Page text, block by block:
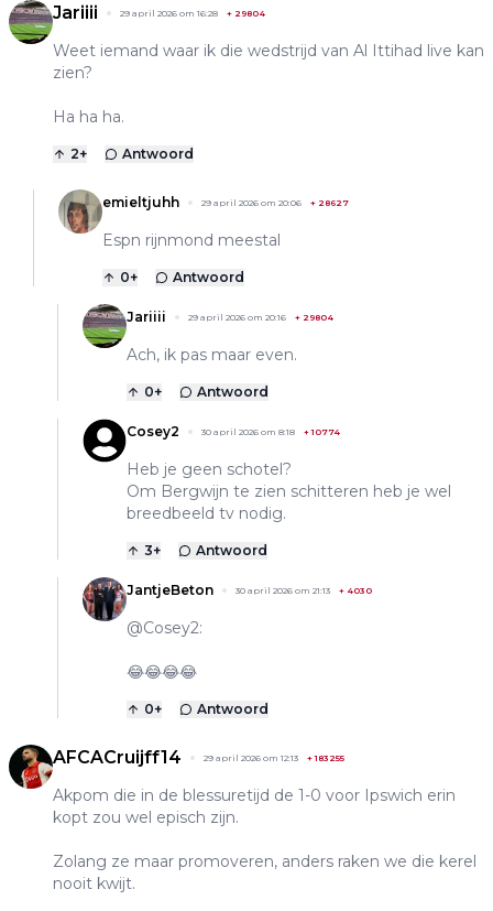
Jariiii 29 april 2026 om 16:28 + 29804
Weet iemand waar ik die wedstrijd van Al Ittihad live kan
zien?
Ha ha ha.
2+ Antwoord
emieltjuhh 29 april 2026 om 20:06 + 28627
Espn rijnmond meestal
0+ Antwoord
Jariiii 29 april 2026 om 20:16 + 29804
Ach, ik pas maar even.
0+ Antwoord
Cosey2 30 april 2026 om 8:18 +10774
Heb je geen schotel?
Om Bergwijn te zien schitteren heb je wel
breedbeeld tv nodig.
3+ Antwoord
JantjeBeton 30 april 2026 om 21:13 + 4030
@Cosey2:
😂😂😂😂
0+ Antwoord
AFCACruijff14 29 april 2026 om 12:13 +183255
Akpom die in de blessuretijd de 1-0 voor Ipswich erin
kopt zou wel episch zijn.
Zolang ze maar promoveren, anders raken we die kerel
nooit kwijt.